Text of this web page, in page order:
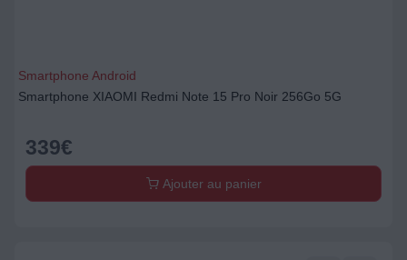
Smartphone Android
Smartphone XIAOMI Redmi Note 15 Pro Noir 256Go 5G
339€
Ajouter au panier